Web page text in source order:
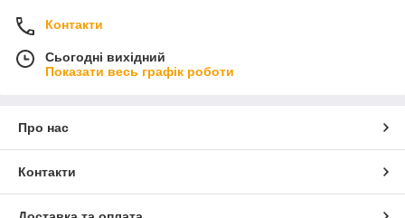
Контакти
Сьогодні вихідний
Показати весь графік роботи
Про нас
Контакти